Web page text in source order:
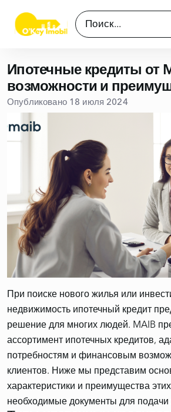
Ипотечные кредиты от
возможности и
Опубликовано 18 июля 2024
При поиске нового жилья или
недвижимость ипотечный кредит
решение для многих людей. MAIB
ассортимент ипотечных кредитов,
потребностям и финансовым
клиентов. Ниже мы представим
характеристики и преимущества